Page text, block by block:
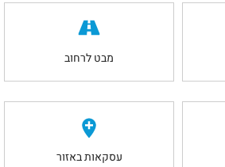
מבט לרחוב
עסקאות באזור